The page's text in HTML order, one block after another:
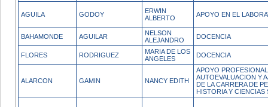
AGUILA GODOY
ERWIN
ALBERTO
APOYO EN EL
BAHAMONDE AGUILAR
NELSON
ALEJANDRO
DOCENCIA
FLORES RODRIGUEZ
MARIA DE LOS
ANGELES
DOCENCIA
ALARCON GAMIN NANCY EDITH
APOYO
AUTOEVALUACION Y
DE LA CARRERA DE
HISTORIA Y CIENCIAS